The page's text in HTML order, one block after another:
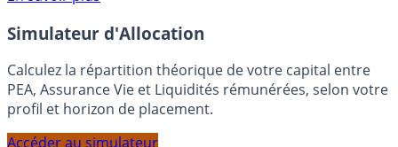
En savoir plus
Simulateur d'Allocation
Calculez la répartition théorique de votre capital entre
PEA, Assurance Vie et Liquidités rémunérées, selon votre
profil et horizon de placement.